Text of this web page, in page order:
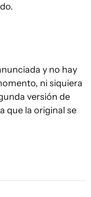
y no hay
ni siquiera
versión de
que la original se